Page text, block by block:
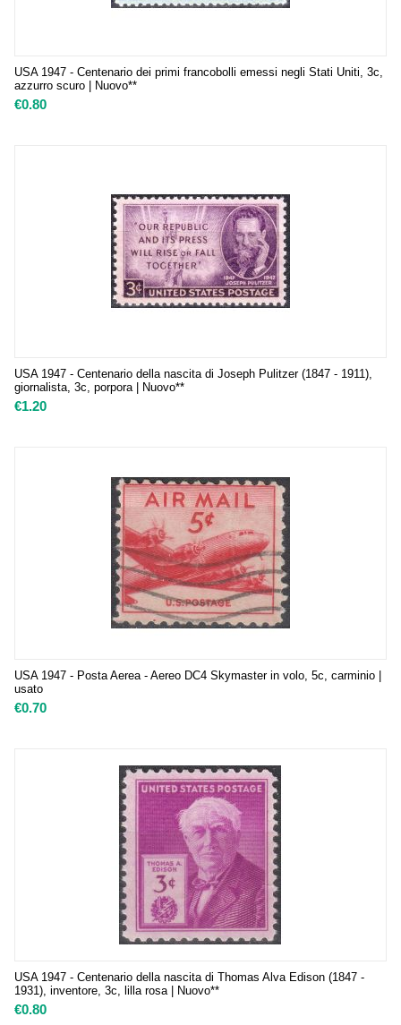
USA 1947 - Centenario dei primi francobolli emessi negli Stati Uniti, 3c,
azzurro scuro | Nuovo**
€0.80
USA 1947 - Centenario della nascita di Joseph Pulitzer (1847 - 1911),
giornalista, 3c, porpora | Nuovo**
€1.20
USA 1947 - Posta Aerea - Aereo DC4 Skymaster in volo, 5c, carminio |
usato
€0.70
USA 1947 - Centenario della nascita di Thomas Alva Edison (1847 -
1931), inventore, 3c, lilla rosa | Nuovo**
€0.80